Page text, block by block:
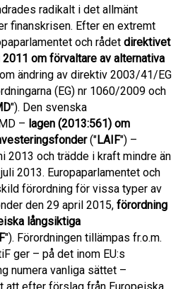
radikalt i det allmänt
finanskrisen. Efter en extremt
och rådet direktivet
om förvaltare av alternativa
ändring av direktiv 2003/41/EG
(EG) nr 1060/2009 och
"). Den svenska
– lagen (2013:561) om
("LAIF") –
2013 och trädde i kraft mindre än
2013. Europaparlamentet och
förordning för vissa typer av
den 29 april 2015, förordning
långsiktiga
"). Förordningen tillämpas fr.o.m.
ger – på det inom EU:s
numera vanliga sättet –